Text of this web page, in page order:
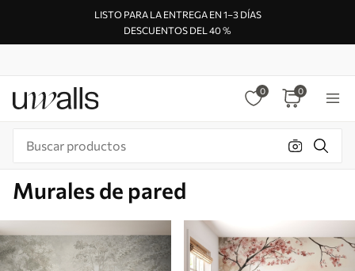
LISTO PARA LA ENTREGA EN 1–3 DÍAS
DESCUENTOS DEL 40 %
0 0
Murales de pared